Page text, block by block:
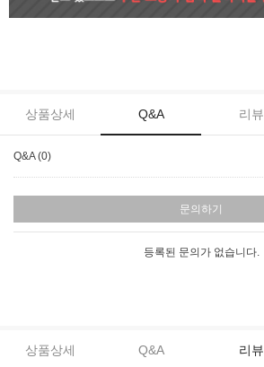
상품상세 Q&A 리뷰
Q&A (0)
문의하기
등록된 문의가 없습니다.
상품상세 Q&A 리뷰